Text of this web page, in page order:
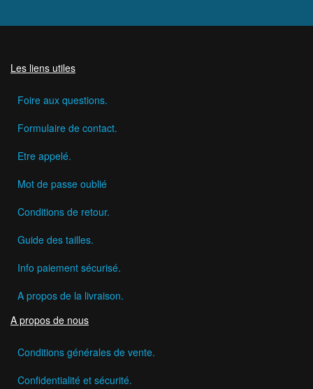
Les liens utiles
Foire aux questions.
Formulaire de contact.
Etre appelé.
Mot de passe oublié
Conditions de retour.
Guide des tailles.
Info paiement sécurisé.
A propos de la livraison.
A propos de nous
Conditions générales de vente.
Confidentialité et sécurité.